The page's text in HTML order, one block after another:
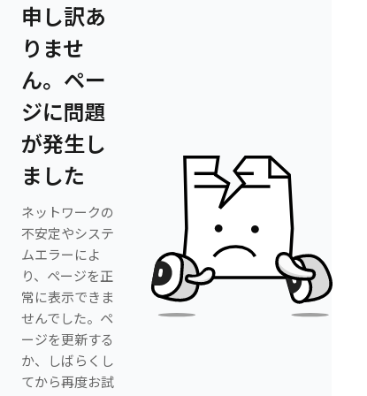
申し訳あ
りませ
ん。ペー
ジに問題
が発生し
ました
ネットワークの
不安定やシステ
ムエラーによ
り、ページを正
常に表示できま
せんでした。ペ
ージを更新する
か、しばらくし
てから再度お試